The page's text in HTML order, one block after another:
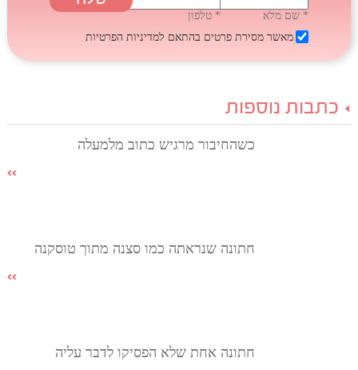
* שם מלא
* טלפון
מאשר מסירת פרטים בהתאם למדיניות הפרטיות
כתבות נוספות
כשהחיבור מרגיש כתוב מלמעלה
חתונה שנראתה כמו סצנה מתוך טוסקנה
חתונה אחת שלא הפסיקו לדבר עליה